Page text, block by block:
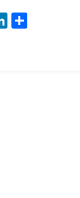
LinkedIn